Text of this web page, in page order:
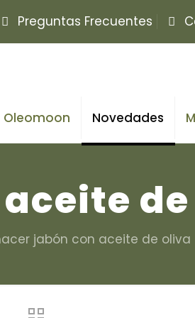
Preguntas Frecuentes
Oleomoon Novedades
jabón con aceite de oliva